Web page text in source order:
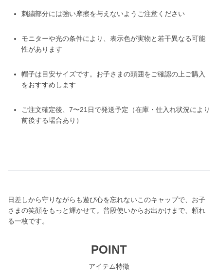
刺繍部分には強い摩擦を与えないようご注意ください
モニターや光の条件により、表示色が実物と若干異なる可能
性があります
帽子は目安サイズです。お子さまの頭囲をご確認の上ご購入
をおすすめします
ご注文確定後、7〜21日で発送予定（在庫・仕入れ状況により
前後する場合あり）
日差しから守りながらも遊び心を忘れないこのキャップで、お子
さまの笑顔をもっと輝かせて。普段使いからお出かけまで、頼れ
る一枚です。
POINT
アイテム特徴